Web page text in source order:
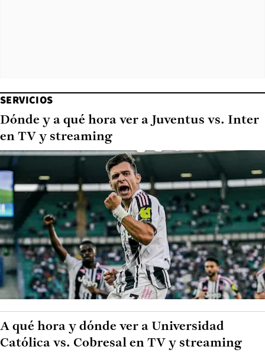
SERVICIOS
Dónde y a qué hora ver a Juventus vs. Inter
en TV y streaming
A qué hora y dónde ver a Universidad
Católica vs. Cobresal en TV y streaming